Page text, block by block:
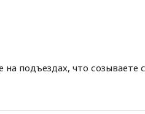
подъездах, что созываете